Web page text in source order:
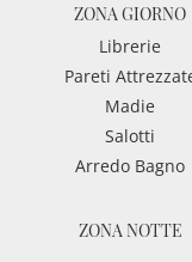
ZONA GIORNO
Librerie
Pareti
Madie
Salotti
Arredo Bagno
ZONA NOTTE